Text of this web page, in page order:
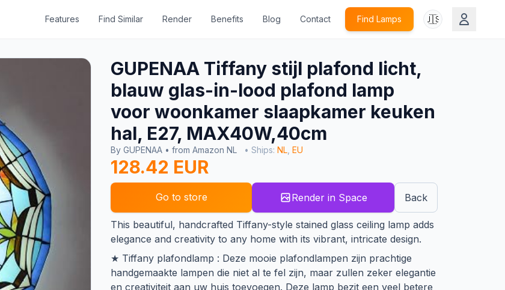
Features Find Similar Render Benefits Blog Contact Find Lamps 🇺🇸
GUPENAA Tiffany stijl plafond licht,
blauw glas-in-lood plafond lamp
voor woonkamer slaapkamer keuken
hal, E27, MAX40W,40cm
By GUPENAA • from Amazon NL • Ships: NL EU
128.42 EUR
Go to store Render in Space Back
This beautiful, handcrafted Tiffany-style stained glass ceiling lamp adds
elegance and creativity to any home with its vibrant, intricate design.
★ Tiffany plafondlamp : Deze mooie plafondlampen zijn prachtige
handgemaakte lampen die niet al te fel zijn, maar zullen zeker elegantie
en creativiteit aan uw huis toevoegen. Deze lamp bezit een veel betere